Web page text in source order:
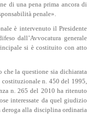
di una pena prima ancora di
penale».
è intervenuto il Presidente
dall’Avvocatura generale
si è costituito con atto
che la questione sia dichiarata
n. 450 del 1995,
n. 265 del 2010 ha ritenuto
interessate da quel giudizio
alla disciplina ordinaria